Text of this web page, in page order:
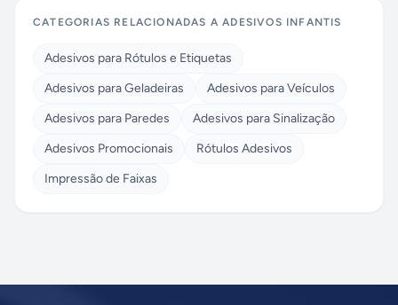
CATEGORIAS RELACIONADAS AADESIVOS INFANTIS
Adesivos para Rótulos e Etiquetas
Adesivos para Geladeiras
Adesivos para Veículos
Adesivos para Paredes
Adesivos para Sinalização
Adesivos Promocionais
Rótulos Adesivos
Impressão de Faixas